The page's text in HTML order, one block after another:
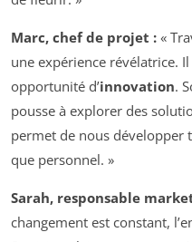
Marc, chef de projet : «
une expérience révélatrice.
opportunité d’innovation.
pousse à explorer des
permet de nous développer
que personnel. »
Sarah, responsable
changement est constant,